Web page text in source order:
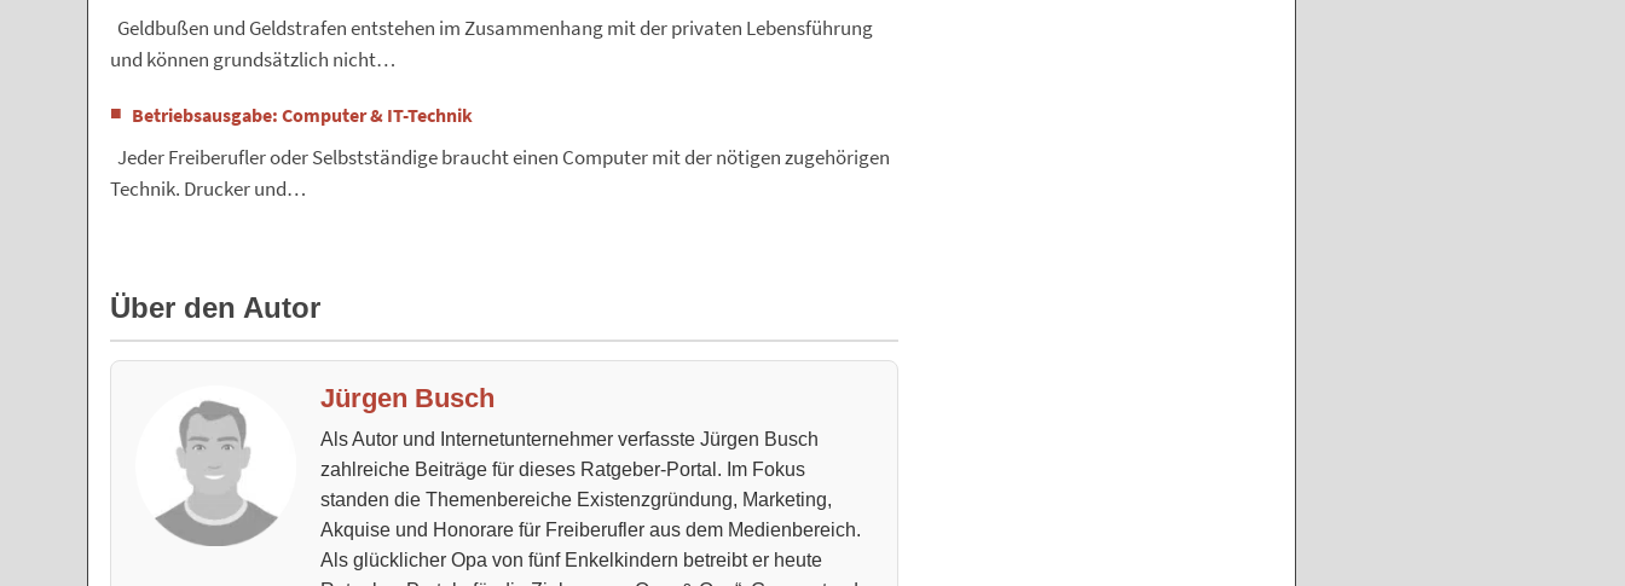
Geldbußen und Geldstrafen entstehen im Zusammenhang mit der privaten Lebensführung
und können grundsätzlich nicht…
Betriebsausgabe: Computer & IT-Technik
Jeder Freiberufler oder Selbstständige braucht einen Computer mit der nötigen zugehörigen
Technik. Drucker und…
Über den Autor
Jürgen Busch
Als Autor und Internetunternehmer verfasste Jürgen Busch
zahlreiche Beiträge für dieses Ratgeber-Portal. Im Fokus
standen die Themenbereiche Existenzgründung, Marketing,
Akquise und Honorare für Freiberufler aus dem Medienbereich.
Als glücklicher Opa von fünf Enkelkindern betreibt er heute